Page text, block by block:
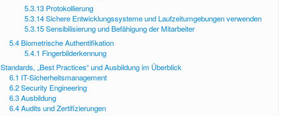
5.3.13 Protokollierung
5.3.14 Sichere Entwicklungssysteme und Laufzeitumgebungen verwenden
5.3.15 Sensibilisierung und Befähigung der Mitarbeiter
5.4 Biometrische Authentifikation
5.4.1 Fingerbilderkennung
Standards, „Best Practices“ und Ausbildung im Überblick
6.1 IT-Sicherheitsmanagement
6.2 Security Engineering
6.3 Ausbildung
6.4 Audits und Zertifizierungen